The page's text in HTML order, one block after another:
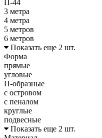
П-44
3 метра
4 метра
5 метров
6 метров
Показать еще 2 шт.
Форма
прямые
угловые
П-образные
с островом
с пеналом
круглые
подвесные
Показать еще 2 шт.